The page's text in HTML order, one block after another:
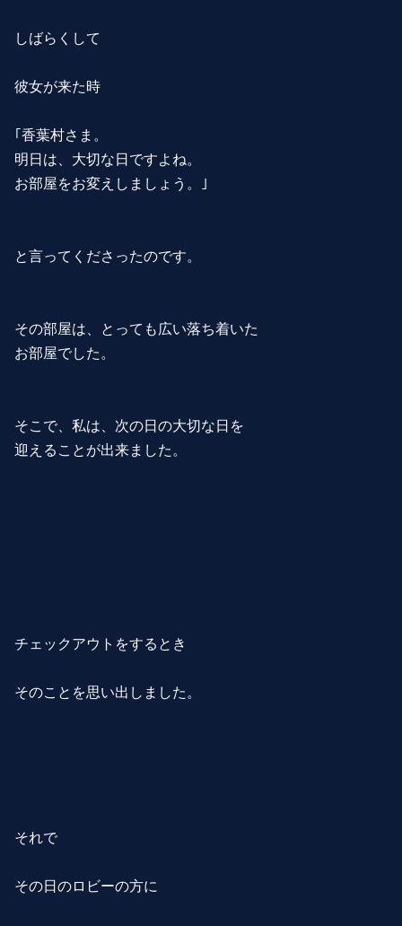
しばらくして
彼女が来た時
｢香葉村さま。
明日は、大切な日ですよね。
お部屋をお変えしましょう。｣
と言ってくださったのです。
その部屋は、とっても広い落ち着いた
お部屋でした。
そこで、私は、次の日の大切な日を
迎えることが出来ました。
チェックアウトをするとき
そのことを思い出しました。
それで
その日のロビーの方に